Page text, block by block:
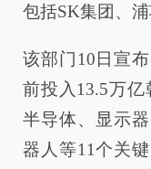
包括SK集团、
该部门10日宣
前投入13.5万
半导体、显示
器人等11个关